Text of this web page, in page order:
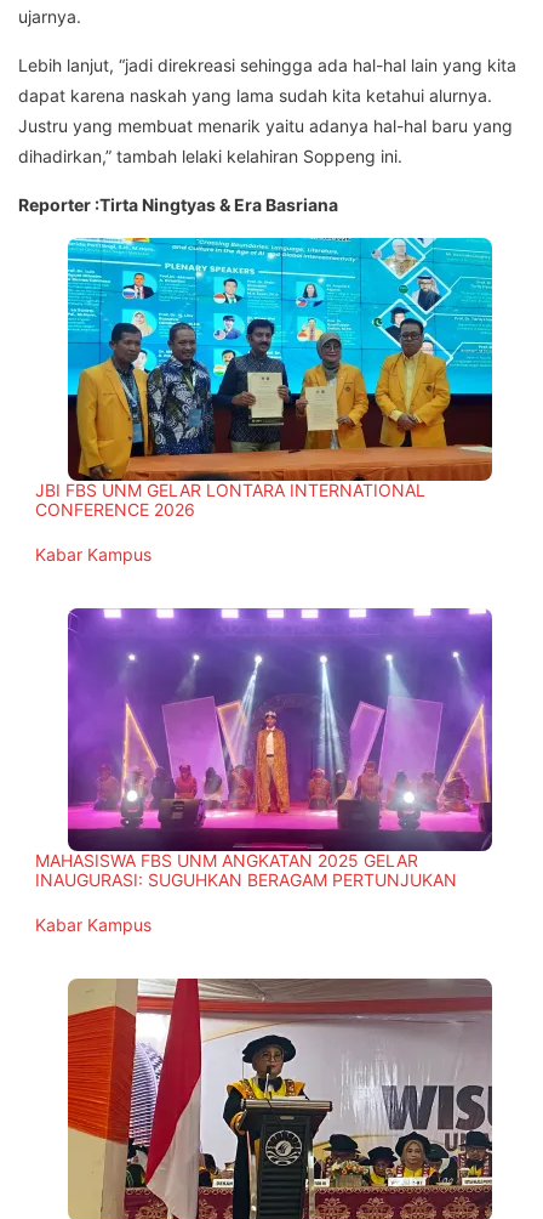
ujarnya.
Lebih lanjut, “jadi direkreasi sehingga ada hal-hal lain yang kita
dapat karena naskah yang lama sudah kita ketahui alurnya.
Justru yang membuat menarik yaitu adanya hal-hal baru yang
dihadirkan,” tambah lelaki kelahiran Soppeng ini.
Reporter :Tirta Ningtyas & Era Basriana
JBI FBS UNM GELAR LONTARA INTERNATIONAL
CONFERENCE 2026
In relation to
Kabar Kampus
MAHASISWA FBS UNM ANGKATAN 2025 GELAR
INAUGURASI: SUGUHKAN BERAGAM PERTUNJUKAN
In relation to
Kabar Kampus